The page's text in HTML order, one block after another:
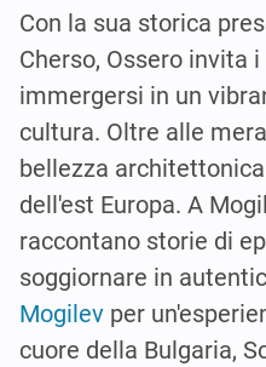
Con la sua storica
Cherso, Ossero invita
immergersi in un
cultura. Oltre alle
bellezza
dell'est Europa. A
raccontano storie di
soggiornare in
Mogilev per
cuore della Bulgaria,